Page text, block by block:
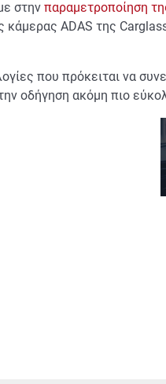
στην παραμετροποίηση
ADAS της
που πρόκειται να
οδήγηση ακόμη πιο
είναι και γιατί το χρειάζεστε;